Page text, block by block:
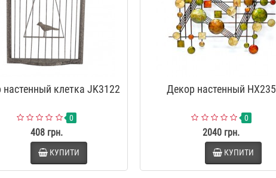
клетка JK3122
0
408 грн.
КУПИТИ
Декор настенный HX235
0
2040 грн.
КУПИТИ